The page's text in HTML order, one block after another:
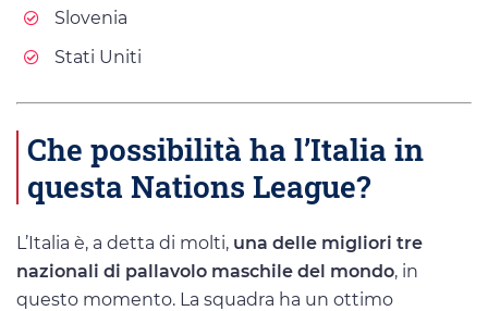
Slovenia
Stati Uniti
Che possibilità ha l’Italia in
questa Nations League?
L’Italia è, a detta di molti, una delle migliori tre
nazionali di pallavolo maschile del mondo, in
questo momento. La squadra ha un ottimo